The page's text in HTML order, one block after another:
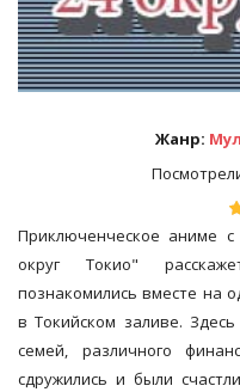
Жанр:
Приключенческое аниме
округ Токио"
познакомились вместе на
в Токийском заливе.
семей, различного
сдружились и были